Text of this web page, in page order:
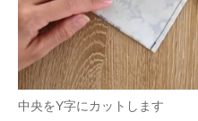
中央をY字にカットします